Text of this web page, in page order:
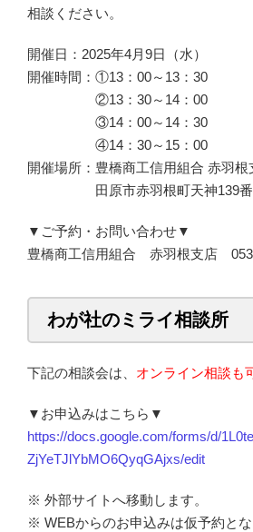
相談ください。
開催日：2025年4月9日（水）
開催時間：①13：00～13：30
②13：30～14：00
③14：00～14：30
④14：30～15：00
開催場所：豊橋商工信用組合 赤羽根
田原市赤羽根町天神139番
▼ご予約・お問い合わせ▼
豊橋商工信用組合 赤羽根支店
わが社のミライ相談所
下記の相談会は、 オンライン相談も
▼お申込みはこちら▼
https://docs.google.com/forms/d/
ZjYeTJlYbMO6QyqGAjxs/edit
※ 外部サイトへ移動します。
※ WEBからのお申込みは仮予約とな